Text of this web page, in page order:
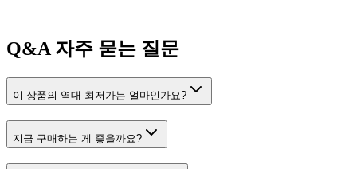
Q&A자주 묻는 질문
이 상품의 역대 최저가는 얼마인가요?
지금 구매하는 게 좋을까요?